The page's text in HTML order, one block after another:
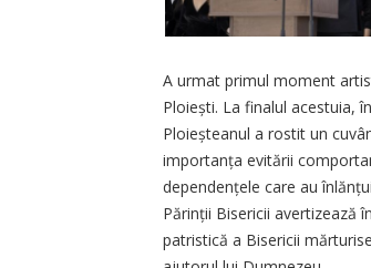
A urmat primul moment
Ploiești. La finalul acestuia,
Ploieșteanul a rostit un
importanța evitării
depen­dențele care au
Părinții Bisericii avertizează
patristică a Bisericii